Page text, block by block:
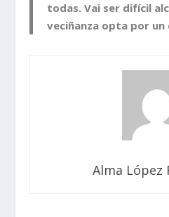
todas. Vai ser difícil
veciñanza opta por un
Alma López